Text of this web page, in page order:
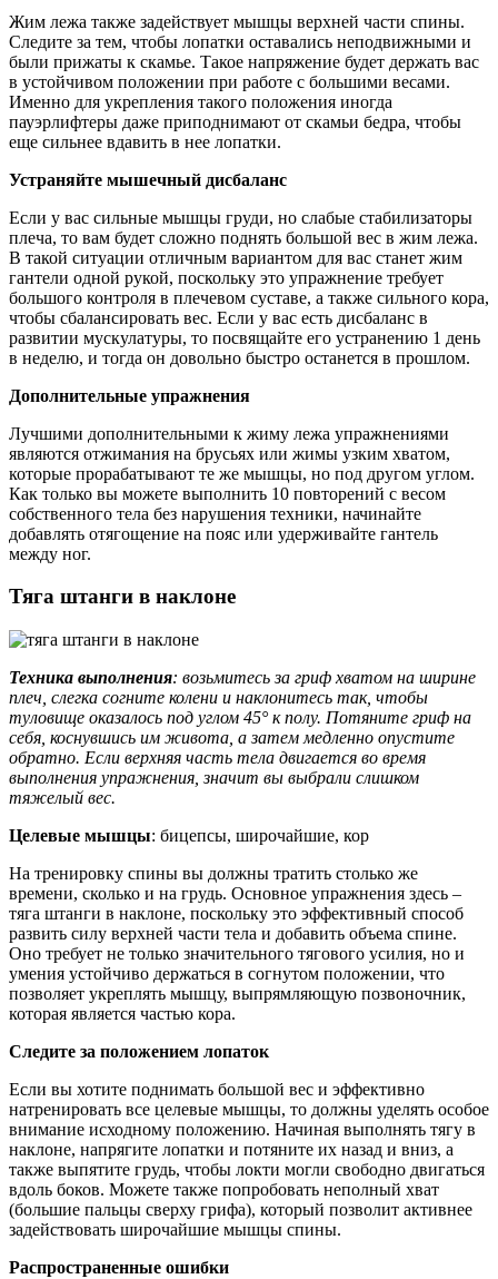
Жим лежа также задействует мышцы верхней части спины.
Следите за тем, чтобы лопатки оставались неподвижными и
были прижаты к скамье. Такое напряжение будет держать вас
в устойчивом положении при работе с большими весами.
Именно для укрепления такого положения иногда
пауэрлифтеры даже приподнимают от скамьи бедра, чтобы
еще сильнее вдавить в нее лопатки.
Устраняйте мышечный дисбаланс
Если у вас сильные мышцы груди, но слабые стабилизаторы
плеча, то вам будет сложно поднять большой вес в жим лежа.
В такой ситуации отличным вариантом для вас станет жим
гантели одной рукой, поскольку это упражнение требует
большого контроля в плечевом суставе, а также сильного кора,
чтобы сбалансировать вес. Если у вас есть дисбаланс в
развитии мускулатуры, то посвящайте его устранению 1 день
в неделю, и тогда он довольно быстро останется в прошлом.
Дополнительные упражнения
Лучшими дополнительными к жиму лежа упражнениями
являются отжимания на брусьях или жимы узким хватом,
которые прорабатывают те же мышцы, но под другом углом.
Как только вы можете выполнить 10 повторений с весом
собственного тела без нарушения техники, начинайте
добавлять отягощение на пояс или удерживайте гантель
между ног.
Тяга штанги в наклоне
Техника выполнения: возьмитесь за гриф хватом на ширине
плеч, слегка согните колени и наклонитесь так, чтобы
туловище оказалось под углом 45° к полу. Потяните гриф на
себя, коснувшись им живота, а затем медленно опустите
обратно. Если верхняя часть тела двигается во время
выполнения упражнения, значит вы выбрали слишком
тяжелый вес.
Целевые мышцы: бицепсы, широчайшие, кор
На тренировку спины вы должны тратить столько же
времени, сколько и на грудь. Основное упражнения здесь –
тяга штанги в наклоне, поскольку это эффективный способ
развить силу верхней части тела и добавить объема спине.
Оно требует не только значительного тягового усилия, но и
умения устойчиво держаться в согнутом положении, что
позволяет укреплять мышцу, выпрямляющую позвоночник,
которая является частью кора.
Следите за положением лопаток
Если вы хотите поднимать большой вес и эффективно
натренировать все целевые мышцы, то должны уделять особое
внимание исходному положению. Начиная выполнять тягу в
наклоне, напрягите лопатки и потяните их назад и вниз, а
также выпятите грудь, чтобы локти могли свободно двигаться
вдоль боков. Можете также попробовать неполный хват
(большие пальцы сверху грифа), который позволит активнее
задействовать широчайшие мышцы спины.
Распространенные ошибки